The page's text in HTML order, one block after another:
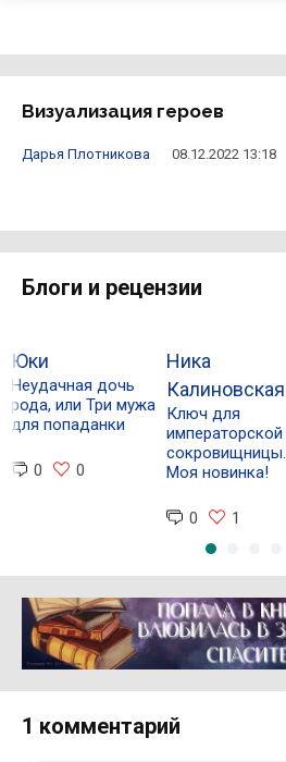
Визуализация героев
Дарья Плотникова 08.12.2022 13:18
Блоги и рецензии
Юки
Неудачная дочь
рода, или Три мужа
для попаданки
0 0
Ника
Калиновская
Ключ для
императорской
сокровищницы.
Моя новинка!
0 1
Реклама 16+ АО «ЛитГород»
1 комментарий